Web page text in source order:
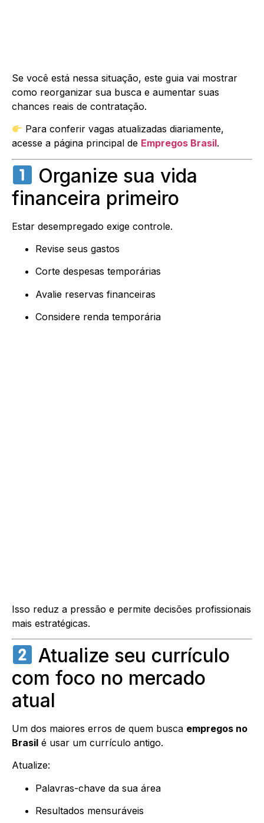
Se você está nessa situação, este guia vai mostrar
como reorganizar sua busca e aumentar suas
chances reais de contratação.
Para conferir vagas atualizadas diariamente,
acesse a página principal de Empregos Brasil.
Organize sua vida
financeira primeiro
Estar desempregado exige controle.
Revise seus gastos
Corte despesas temporárias
Avalie reservas financeiras
Considere renda temporária
Isso reduz a pressão e permite decisões profissionais
mais estratégicas.
Atualize seu currículo
com foco no mercado
atual
Um dos maiores erros de quem busca empregos no
Brasil é usar um currículo antigo.
Atualize:
Palavras-chave da sua área
Resultados mensuráveis